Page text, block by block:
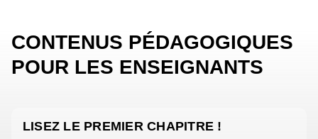
CONTENUS PÉDAGOGIQUES
POUR LES ENSEIGNANTS
LISEZ LE PREMIER CHAPITRE !